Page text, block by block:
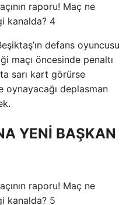
defans oyuncusu
maçı öncesinde penaltı
sarı kart görürse
oynayacağı deplasman
YENİ BAŞKAN